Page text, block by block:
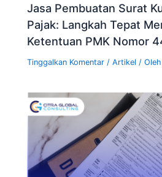
Jasa Pembuatan Surat
Pajak: Langkah Tepat
Ketentuan PMK Nomor
Tinggalkan Komentar /Artikel /